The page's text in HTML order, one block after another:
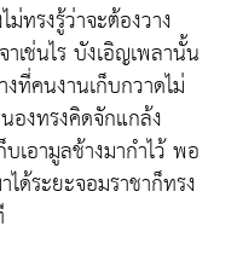
ทรงรู้ว่าจะต้องวาง
เช่นไร บังเอิญเพลานั้น
ที่คนงานเก็บกวาดไม่
งทรงคิดจักแกล้ง
เอามูลช้างมากำไว้ พอ
ได้ระยะจอมราชาก็ทรง